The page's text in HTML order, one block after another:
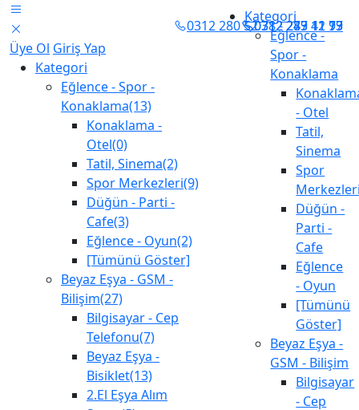
Üye Ol Giriş Yap
Kategori
Eğlence - Spor -
Konaklama(13)
Konaklama -
Otel(0)
Tatil, Sinema(2)
Spor Merkezleri(9)
Düğün - Parti -
Cafe(3)
Eğlence - Oyun(2)
[Tümünü Göster]
Beyaz Eşya - GSM -
Bilişim(27)
Bilgisayar - Cep
Telefonu(7)
Beyaz Eşya -
Bisiklet(13)
2.El Eşya Alım
Kategori
Eğlence -
Spor -
Konaklama
- Otel
Tatil,
Sinema
Spor
Düğün -
Parti -
Cafe
Eğlence
- Oyun
[Tümünü
Göster]
Beyaz Eşya -
GSM - Bilişim
Bilgisayar
- Cep
0312 279 42 99
0312 280 52 78 - 283 11 77
0312 247 11 13